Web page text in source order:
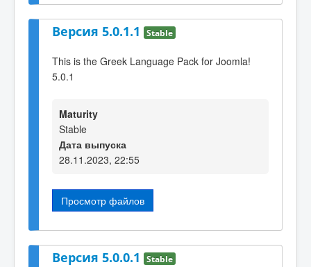
Версия 5.0.1.1 Stable
This is the Greek Language Pack for Joomla!
5.0.1
Maturity
Stable
Дата выпуска
28.11.2023, 22:55
Просмотр файлов
Версия 5.0.0.1 Stable